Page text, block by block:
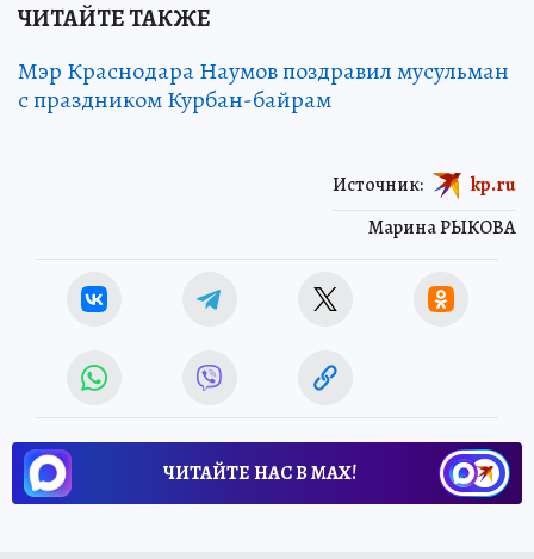
ЧИТАЙТЕ ТАКЖЕ
Мэр Краснодара Наумов поздравил мусульман
с праздником Курбан-байрам
Марина РЫКОВА
Источник: kp.ru
ЧИТАЙТЕ НАС В МАХ!